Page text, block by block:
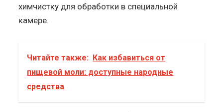
химчистку для обработки в специальной
камере.
Читайте также: Как избавиться от
пищевой моли: доступные народные
средства